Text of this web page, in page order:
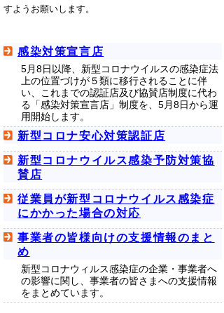
すようお願いします。
感染対策宣言店
5月8日以降、新型コロナウイルスの感染症法
上の位置づけが５類に移行されることに伴
い、これまでの認証店及び協賛店制度に代わ
る「感染対策宣言店」制度を、5月8日から運
用開始します。
新型コロナ安心対策認証店
新型コロナウイルス感染予防対策協
賛店
従業員が新型コロナウイルス感染症
にかかった場合の対応
事業者の皆様向けの支援情報のまと
め
新型コロナウィルス感染症の企業・事業者へ
の影響に関し、事業者の皆さまへの支援情報
をまとめています。